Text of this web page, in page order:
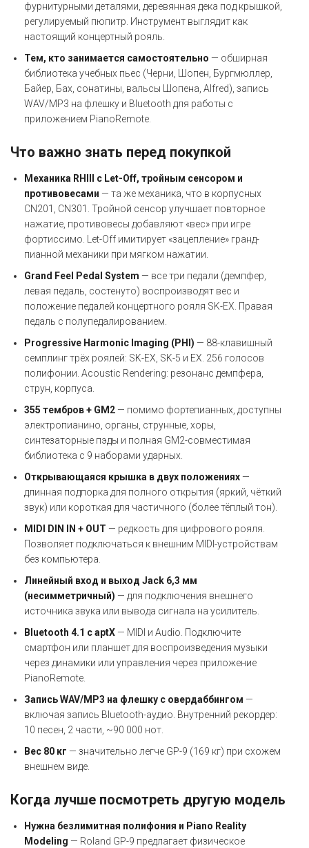
фурнитурными деталями, деревянная дека под крышкой,
регулируемый пюпитр. Инструмент выглядит как
настоящий концертный рояль.
Тем, кто занимается самостоятельно — обширная
библиотека учебных пьес (Черни, Шопен, Бургмюллер,
Байер, Бах, сонатины, вальсы Шопена, Alfred), запись
WAV/MP3 на флешку и Bluetooth для работы с
приложением PianoRemote.
Что важно знать перед покупкой
Механика RHIII с Let-Off, тройным сенсором и
противовесами — та же механика, что в корпусных
CN201, CN301. Тройной сенсор улучшает повторное
нажатие, противовесы добавляют «вес» при игре
фортиссимо. Let-Off имитирует «зацепление» гранд-
пианной механики при мягком нажатии.
Grand Feel Pedal System — все три педали (демпфер,
левая педаль, состенуто) воспроизводят вес и
положение педалей концертного рояля SK-EX. Правая
педаль с полупедалированием.
Progressive Harmonic Imaging (PHI) — 88-клавишный
семплинг трёх роялей: SK-EX, SK-5 и EX. 256 голосов
полифонии. Acoustic Rendering: резонанс демпфера,
струн, корпуса.
355 тембров + GM2 — помимо фортепианных, доступны
электропианино, органы, струнные, хоры,
синтезаторные пэды и полная GM2-совместимая
библиотека с 9 наборами ударных.
Открывающаяся крышка в двух положениях —
длинная подпорка для полного открытия (яркий, чёткий
звук) или короткая для частичного (более тёплый тон).
MIDI DIN IN + OUT — редкость для цифрового рояля.
Позволяет подключаться к внешним MIDI-устройствам
без компьютера.
Линейный вход и выход Jack 6,3 мм
(несимметричный) — для подключения внешнего
источника звука или вывода сигнала на усилитель.
Bluetooth 4.1 с aptX — MIDI и Audio. Подключите
смартфон или планшет для воспроизведения музыки
через динамики или управления через приложение
PianoRemote.
Запись WAV/MP3 на флешку с овердаббингом —
включая запись Bluetooth-аудио. Внутренний рекордер:
10 песен, 2 части, ~90 000 нот.
Вес 80 кг — значительно легче GP-9 (169 кг) при схожем
внешнем виде.
Когда лучше посмотреть другую модель
Нужна безлимитная полифония и Piano Reality
Modeling — Roland GP-9 предлагает физическое